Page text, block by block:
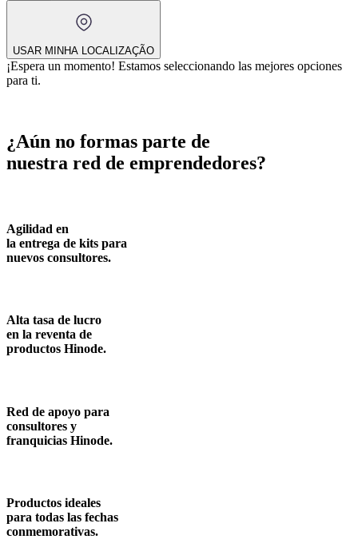
USAR MINHA LOCALIZAÇÃO
¡Espera un momento! Estamos seleccionando las mejores opciones
para ti.
¿Aún no formas parte de
nuestra red de emprendedores?
Agilidad en
la entrega de kits para
nuevos consultores.
Alta tasa de lucro
en la reventa de
productos Hinode.
Red de apoyo para
consultores y
franquicias Hinode.
Productos ideales
para todas las fechas
conmemorativas.